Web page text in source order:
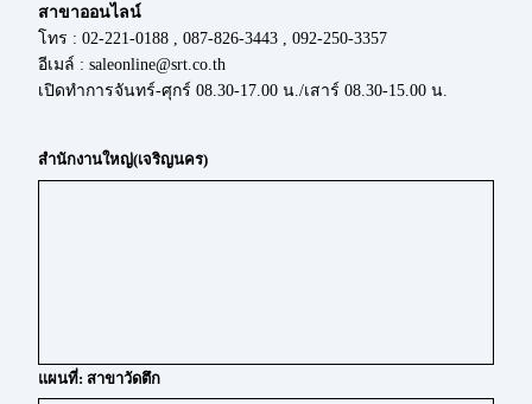
สาขาออนไลน์
โทร : 02-221-0188 , 087-826-3443 , 092-250-3357
อีเมล์ : saleonline@srt.co.th
เปิดทำการจันทร์-ศุกร์ 08.30-17.00 น./เสาร์ 08.30-15.00 น.
สำนักงานใหญ่(เจริญนคร)
แผนที่: สาขาวัดตึก